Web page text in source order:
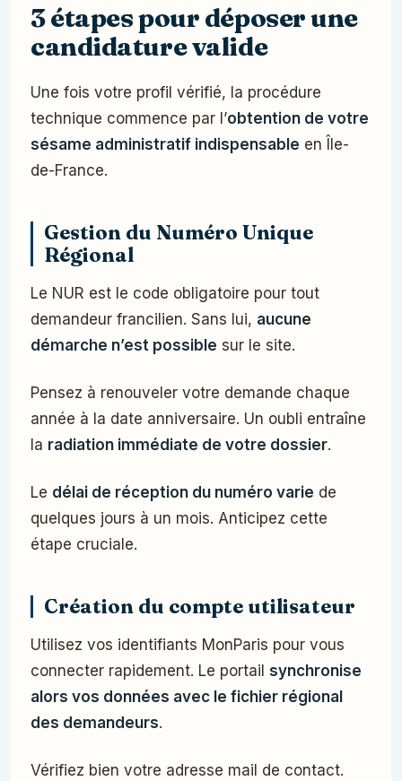
3 étapes pour déposer une
candidature valide
Une fois votre profil vérifié, la procédure
technique commence par l’obtention de votre
sésame administratif indispensable en Île-
de-France.
Gestion du Numéro Unique
Régional
Le NUR est le code obligatoire pour tout
demandeur francilien. Sans lui, aucune
démarche n’est possible sur le site.
Pensez à renouveler votre demande chaque
année à la date anniversaire. Un oubli entraîne
la radiation immédiate de votre dossier.
Le délai de réception du numéro varie de
quelques jours à un mois. Anticipez cette
étape cruciale.
Création du compte utilisateur
Utilisez vos identifiants MonParis pour vous
connecter rapidement. Le portail synchronise
alors vos données avec le fichier régional
des demandeurs.
Vérifiez bien votre adresse mail de contact.